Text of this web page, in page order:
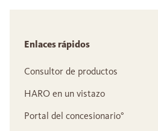
Enlaces rápidos
Consultor de productos
HARO en un vistazo
Portal del concesionario°